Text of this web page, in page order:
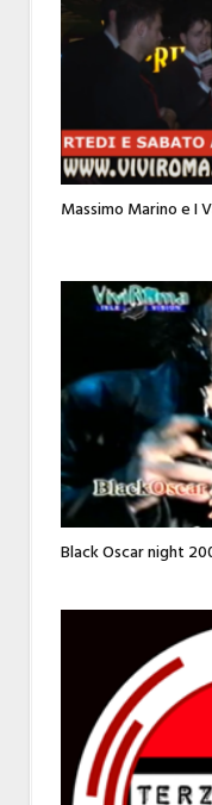
Massimo Marino e I
Black Oscar night